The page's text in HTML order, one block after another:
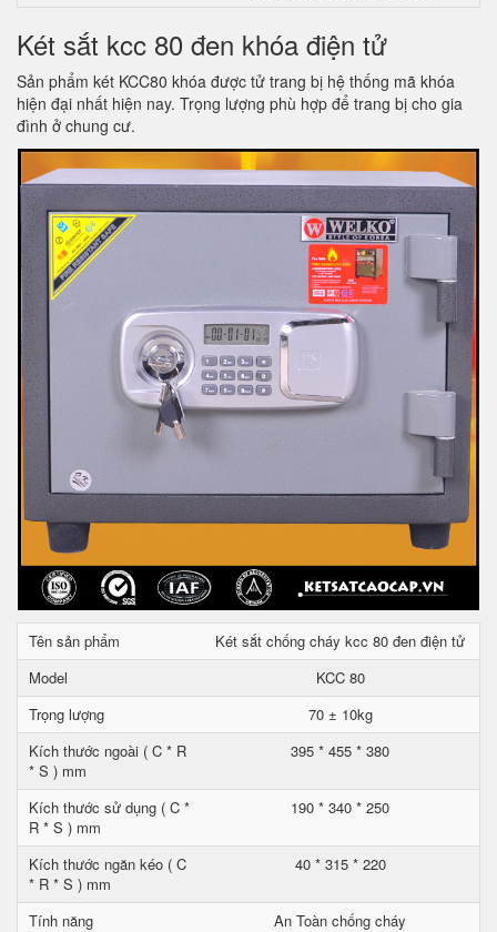
Két sắt kcc 80 đen khóa điện tử
Sản phẩm két KCC80 khóa được tử trang bị hệ thống mã khóa
hiện đại nhất hiện nay. Trọng lượng phù hợp để trang bị cho gia
đình ở chung cư.
Tên sản phẩm
Két sắt chống cháy kcc 80 đen điện tử
Model
KCC 80
Trọng lượng
70 ± 10kg
Kích thước ngoài ( C * R
* S ) mm
395 * 455 * 380
Kích thước sử dụng ( C *
R * S ) mm
190 * 340 * 250
Kích thước ngăn kéo ( C
* R * S ) mm
40 * 315 * 220
Tính năng
An Toàn chống cháy